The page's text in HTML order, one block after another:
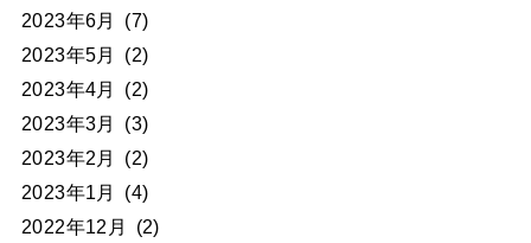
2023年6月
(7)
2023年5月
(2)
2023年4月
(2)
2023年3月
(3)
2023年2月
(2)
2023年1月
(4)
2022年12月
(2)